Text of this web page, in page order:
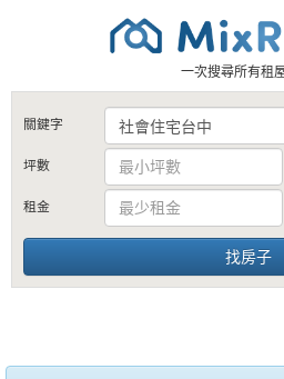
一次搜尋所有租
關鍵字
坪數
租金